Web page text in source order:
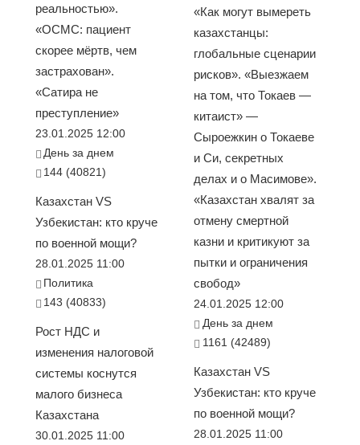
реальностью».
«ОСМС: пациент
скорее мёртв, чем
застрахован».
«Сатира не
преступление»
23.01.2025 12:00
День за днем
144 (40821)
Казахстан VS
Узбекистан: кто круче
по военной мощи?
28.01.2025 11:00
Политика
143 (40833)
Рост НДС и
изменения налоговой
системы коснутся
малого бизнеса
Казахстана
30.01.2025 11:00
«Как могут вымереть
казахстанцы:
глобальные сценарии
рисков». «Выезжаем
на том, что Токаев —
китаист» —
Сыроежкин о Токаеве
и Си, секретных
делах и о Масимове».
«Казахстан хвалят за
отмену смертной
казни и критикуют за
пытки и ограничения
свобод»
24.01.2025 12:00
День за днем
1161 (42489)
Казахстан VS
Узбекистан: кто круче
по военной мощи?
28.01.2025 11:00